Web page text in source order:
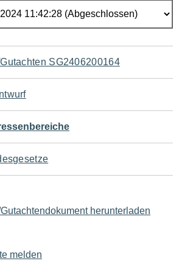
SG2406200164
herunterladen
melden